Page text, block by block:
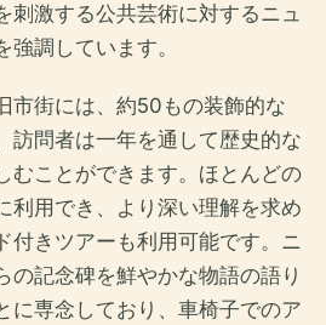
刺激する公共芸術に対するニュ
調しています。
市街には、約50もの装飾的な
訪問者は一年を通して歴史的な
むことができます。ほとんどの
利用でき、より深い理解を求め
付きツアーも利用可能です。ニ
の記念碑を鮮やかな物語の語り
に専念しており、車椅子でのア